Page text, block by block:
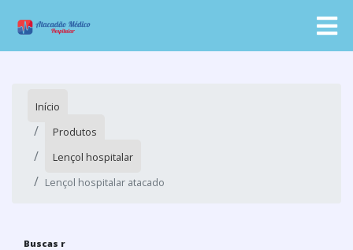
Início
Produtos
Lençol hospitalar
Lençol hospitalar atacado
Buscas r